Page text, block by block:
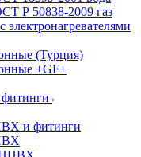
Р 50838-2009 газ
(Турция)
+GF+
и фитинги